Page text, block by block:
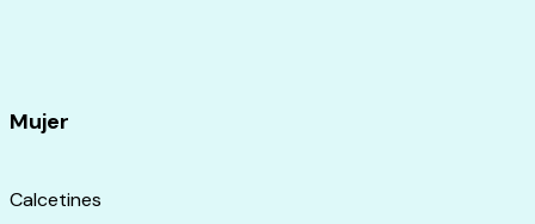
Mujer
Calcetines